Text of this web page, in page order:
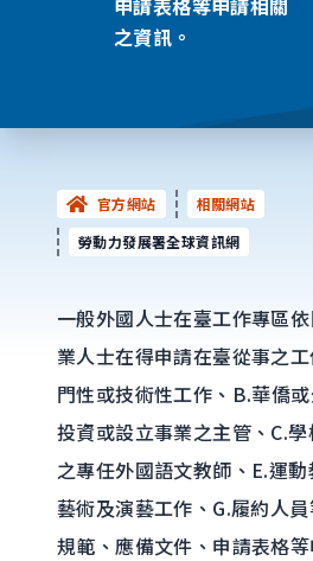
申請表格等申請相關
之資訊。
官方網站
相關網站
勞動力發展署全球資訊網
一般外國人士在臺工作專區
業人士在得申請在臺從事之
門性或技術性工作、B.華僑
投資或設立事業之主管、C.
之專任外國語文教師、E.運
藝術及演藝工作、G.履約人
規範、應備文件、申請表格